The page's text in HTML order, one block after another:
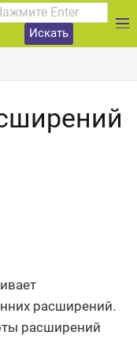
Искать
расширений.
расширений